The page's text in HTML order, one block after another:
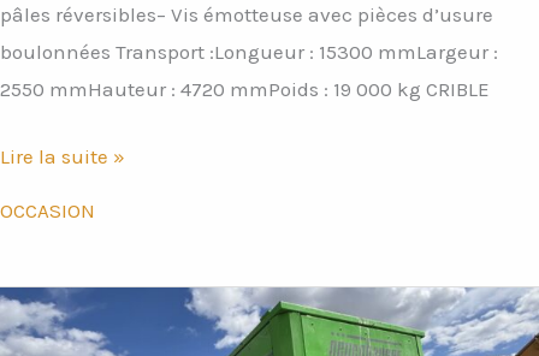
pâles réversibles– Vis émotteuse avec pièces d’usure
boulonnées Transport :Longueur : 15300 mmLargeur :
2550 mmHauteur : 4720 mmPoids : 19 000 kg CRIBLE
Lire la suite »
OCCASION
Crible
à